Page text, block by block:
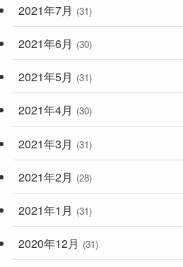
2021年7月 (31)
2021年6月 (30)
2021年5月 (31)
2021年4月 (30)
2021年3月 (31)
2021年2月 (28)
2021年1月 (31)
2020年12月 (31)